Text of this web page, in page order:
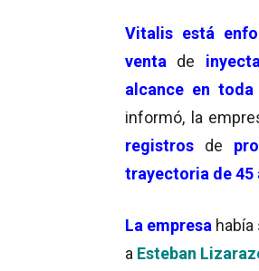
Vitalis está
venta de
alcance en toda
informó, la
registros de
trayectoria de 45
La empresa había
a Esteban